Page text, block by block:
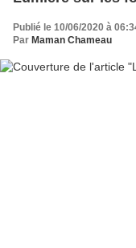
Publié le 10/06/2020 à
Par Maman Chameau